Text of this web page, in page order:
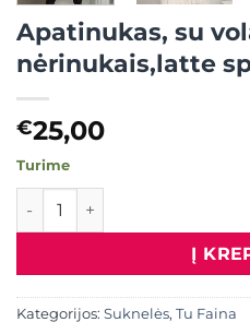
Apatinukas, su
nėrinukais,latte
€25,00
Turime
produkto kiekis:
Į
Kategorijos: Suknelės, Tu Faina